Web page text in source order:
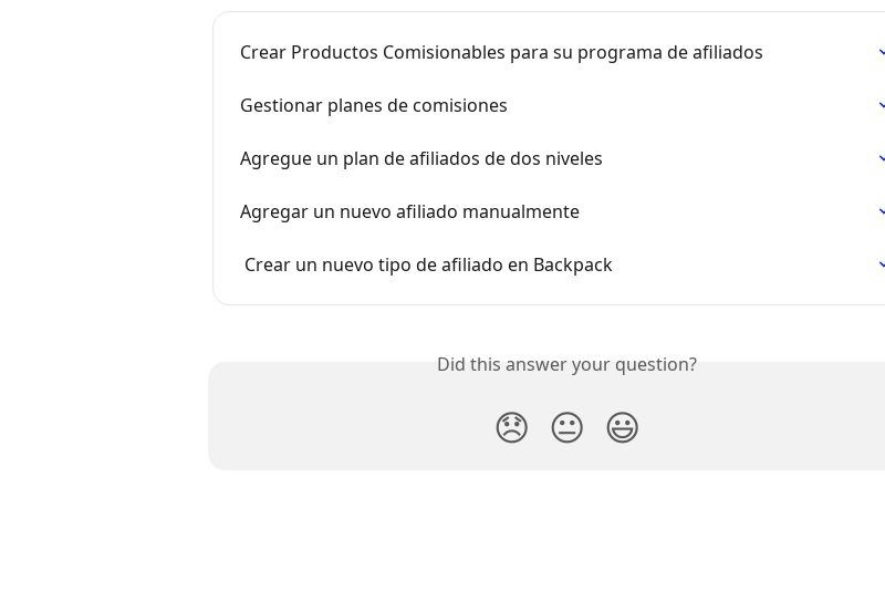
Crear Productos Comisionables para su programa de afiliados
Gestionar planes de comisiones
Agregue un plan de afiliados de dos niveles
Agregar un nuevo afiliado manualmente
Crear un nuevo tipo de afiliado en Backpack
Did this answer your question?
😞 😐 😃